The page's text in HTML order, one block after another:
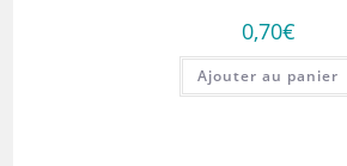
0,70€
Ajouter au panier